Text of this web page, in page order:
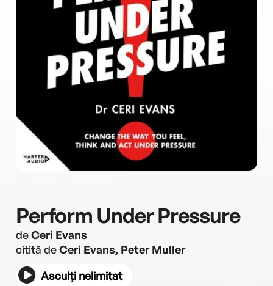
Perform Under Pressure
deCeri Evans
citită deCeri Evans, Peter Muller
Asculți nelimitat